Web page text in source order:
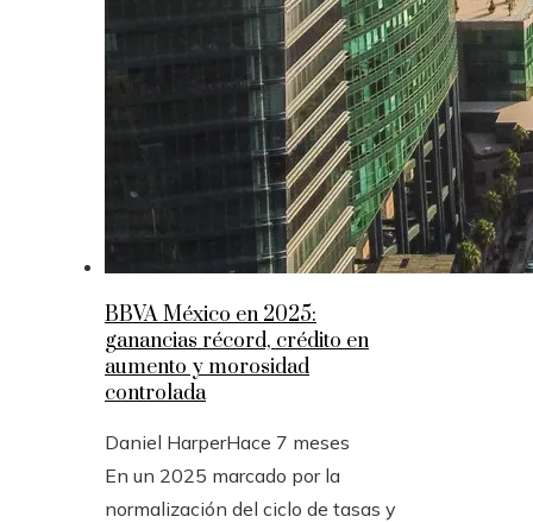
BBVA México en 2025:
ganancias récord, crédito en
aumento y morosidad
controlada
Daniel HarperHace 7 meses
En un 2025 marcado por la
normalización del ciclo de tasas y